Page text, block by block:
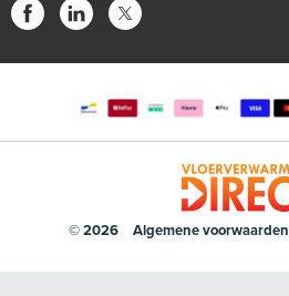
© 2026 Algemene voorwaarden